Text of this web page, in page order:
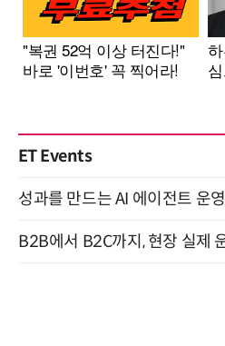
ET Events